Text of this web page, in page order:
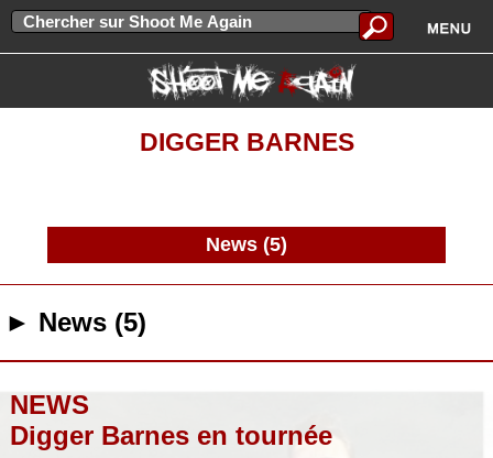
DIGGER BARNES
News (5)
► News (5)
NEWS
Digger Barnes en tournée